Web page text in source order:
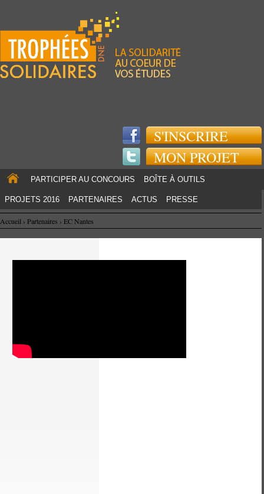
S'INSCRIRE
MON PROJET
PARTICIPER AU CONCOURS BOÎTE À OUTILS
PROJETS 2016 PARTENAIRES ACTUS PRESSE
Accueil › Partenaires › EC Nantes